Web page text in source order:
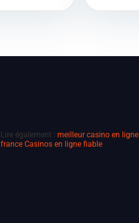
Lire également : meilleur casino en ligne
france Casinos en ligne fiable